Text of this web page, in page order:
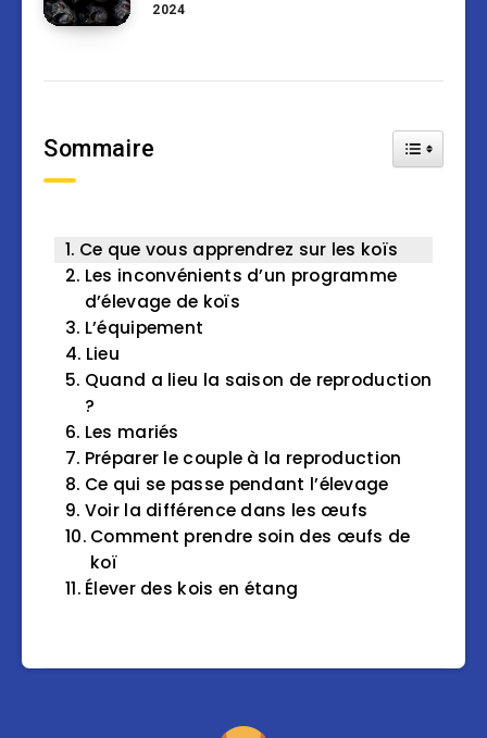
2024
Sommaire Toggle
Ce que vous apprendrez sur les koïs
Les inconvénients d’un programme
d’élevage de koïs
L’équipement
Lieu
Quand a lieu la saison de reproduction
?
Les mariés
Préparer le couple à la reproduction
Ce qui se passe pendant l’élevage
Voir la différence dans les œufs
Comment prendre soin des œufs de
koï
Élever des kois en étang